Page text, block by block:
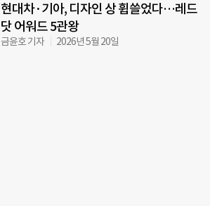
현대차·기아, 디자인 상 휩쓸었다…레드
닷 어워드 5관왕
금윤호 기자 2026년 5월 20일